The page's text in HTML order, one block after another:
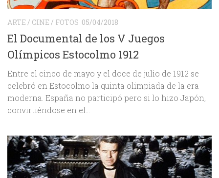
ARTE / CINE / FOTOS 05/04/2018
El Documental de los V Juegos
Olímpicos Estocolmo 1912
Entre el cinco de mayo y el doce de julio de 1912 se
celebró en Estocolmo la quinta olimpiada de la era
moderna. España no participó pero si lo hizo Japón,
convirtiéndose en el...